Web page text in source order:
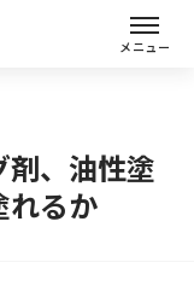
メニュー
、油性塗
れるか